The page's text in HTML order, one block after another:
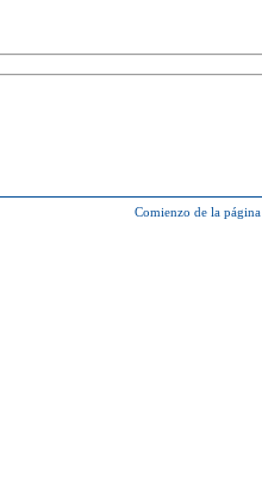
Comienzo de la página